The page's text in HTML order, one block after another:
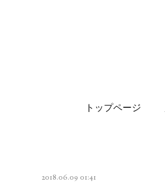
トップページ
2018.06.09 01:41